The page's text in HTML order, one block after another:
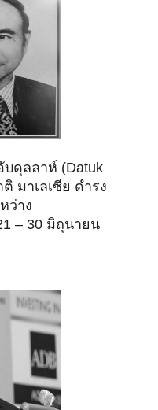
ดุลลาห์ (Datuk
มาเลเซีย ดำรง
ว่าง
– 30 มิถุนายน